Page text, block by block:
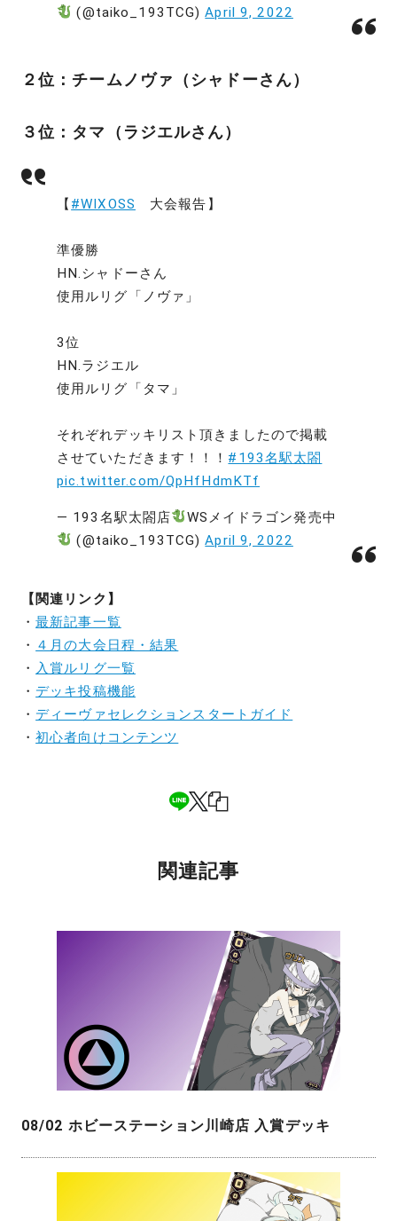
(@taiko_193TCG)April 9, 2022
２位：チームノヴァ（シャドーさん）
３位：タマ（ラジエルさん）
【 #WIXOSS 大会報告】
準優勝
HN.シャドーさん
使用ルリグ「ノヴァ」
3位
HN.ラジエル
使用ルリグ「タマ」
それぞれデッキリスト頂きましたので掲載
させていただきます！！！ #193名駅太閤
pic.twitter.com/QpHfHdmKTf
— 193名駅太閤店
WSメイドラゴン発売中
(@taiko_193TCG)April 9, 2022
【関連リンク】
・最新記事一覧
・ ４月の大会日程・結果
・ 入賞ルリグ一覧
・ デッキ投稿機能
・ ディーヴァセレクションスタートガイド
・初心者向けコンテンツ
関連記事
08/02 ホビーステーション川崎店 入賞デッキ